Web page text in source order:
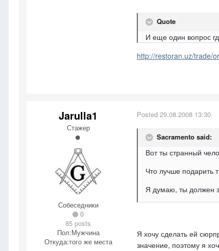
Quote
И еще один вопрос
http://restoran.uz/trade/
Jarulla1
Стажер
Собеседники
0
85 posts
Пол:Мужчина
Откуда:того же места
Posted 29.08.2008 13:30
Sacramento said:
Вот ты странный
Что лучше подарить
Я думаю, ты должен
Я хочу сделать ей
значение, поэтому я